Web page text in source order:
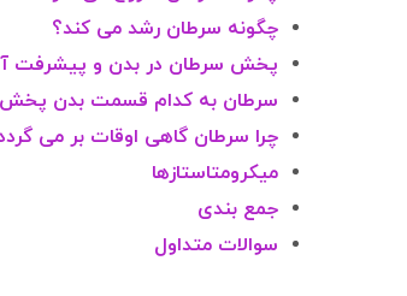
چگونه سرطان رشد می کند؟
پخش سرطان در بدن و پیشرفت
سرطان به کدام قسمت بدن
چرا سرطان گاهی اوقات بر می
میکرومتاستازها
جمع بندی
سوالات متداول